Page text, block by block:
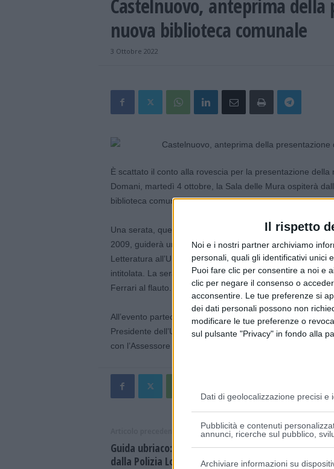
Il rispetto
Noi e i nostri partner archiviamo
personali, quali gli identificativi unici
Puoi fare clic per consentire a noi e
clic per negare il consenso o
acconsentire. Le tue preferenze si
dei dati personali possono non
modificare le tue preferenze o
sul pulsante "Privacy" in fondo alla
Dati di geolocalizzazione precisi
Pubblicità e contenuti
annunci, ricerche sul pubblico,
Archiviare informazioni su
Castelnuovo, anteprima della
nuova biblioteca comunale
3 Ottobre 2022
È scattato il conto alla rovescia per la presentazione della
Domani, martedì 4 ottobre, la Sala delle Mura ospiterà
biblioteca comunale “Luis Sepúlveda”, in programma
Una serata, quella di domani, nella quale Roberto
2009, guiderà una riflessione su “A cosa serve una
Letteratura all’Università di Bologna, traccerà il profilo
intitolata. La serata sarà animata dagli interventi musicali
Ferrari al flauto.
All’evento parteciperanno il Presidente della Regione
Presidente dell’Unione Terre di Castelli Emilia Muratori, il
con l’Assessore ai Lavori Pubblici Matteo Ferrari e
Guida ubriaco: intercettato e bloccato
dalla Polizia Locale di Modena